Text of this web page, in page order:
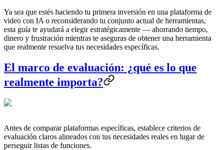
Ya sea que estés haciendo tu primera inversión en una plataforma de
video con IA o reconsiderando tu conjunto actual de herramientas,
esta guía te ayudará a elegir estratégicamente — ahorrando tiempo,
dinero y frustración mientras te aseguras de obtener una herramienta
que realmente resuelva tus necesidades específicas.
El marco de evaluación: ¿qué es lo que
realmente importa?
Antes de comparar plataformas específicas, establece criterios de
evaluación claros alineados con tus necesidades reales en lugar de
perseguir listas de funciones.